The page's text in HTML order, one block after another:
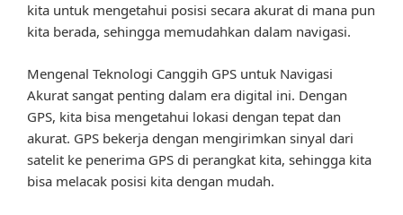
kita untuk mengetahui posisi secara akurat di mana pun
kita berada, sehingga memudahkan dalam navigasi.
Mengenal Teknologi Canggih GPS untuk Navigasi
Akurat sangat penting dalam era digital ini. Dengan
GPS, kita bisa mengetahui lokasi dengan tepat dan
akurat. GPS bekerja dengan mengirimkan sinyal dari
satelit ke penerima GPS di perangkat kita, sehingga kita
bisa melacak posisi kita dengan mudah.